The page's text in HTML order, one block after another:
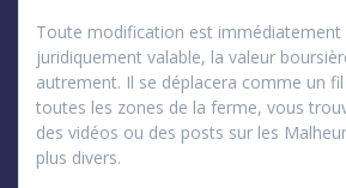
Toute modification est
juridiquement valable, la valeur
autrement. Il se déplacera comme un
toutes les zones de la ferme, vous
des vidéos ou des posts sur les
plus divers.